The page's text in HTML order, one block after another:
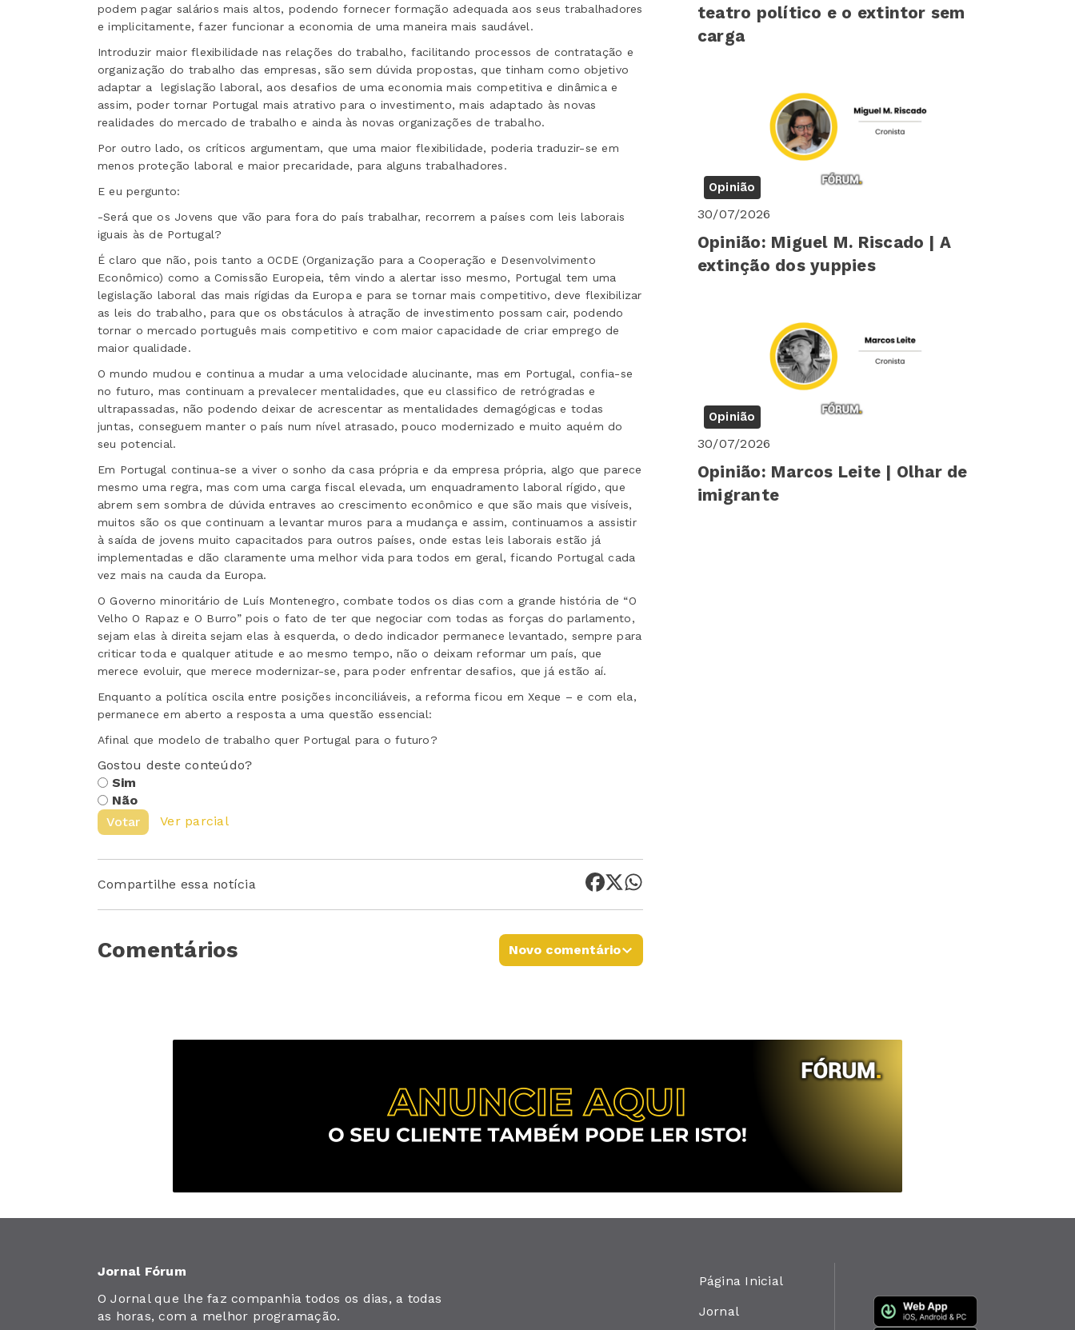
podem pagar salários mais altos, podendo fornecer formação adequada aos seus trabalhadores
e implicitamente, fazer funcionar a economia de uma maneira mais saudável.
Introduzir maior flexibilidade nas relações do trabalho, facilitando processos de contratação e
organização do trabalho das empresas, são sem dúvida propostas, que tinham como objetivo
adaptar a
legislação laboral, aos desafios de uma economia mais competitiva e dinâmica e
assim, poder tornar Portugal mais atrativo para o investimento, mais adaptado às novas
realidades do mercado de trabalho e ainda às novas organizações de trabalho.
Por outro lado, os críticos argumentam, que uma maior flexibilidade, poderia traduzir-se em
menos proteção laboral e maior precaridade, para alguns trabalhadores.
E eu pergunto:
-Será que os Jovens que vão para fora do país trabalhar, recorrem a países com leis laborais
iguais às de Portugal?
É claro que não, pois tanto a OCDE (Organização para a Cooperação e Desenvolvimento
Econômico) como a Comissão Europeia, têm vindo a alertar isso mesmo, Portugal tem uma
legislação laboral das mais rígidas da Europa e para se tornar mais competitivo, deve flexibilizar
as leis do trabalho, para que os obstáculos à atração de investimento possam cair, podendo
tornar o mercado português mais competitivo e com maior capacidade de criar emprego de
maior qualidade.
O mundo mudou e continua a mudar a uma velocidade alucinante, mas em Portugal, confia-se
no futuro, mas continuam a prevalecer mentalidades, que eu classifico de retrógradas e
ultrapassadas, não podendo deixar de acrescentar as mentalidades demagógicas e todas
juntas, conseguem manter o país num nível atrasado, pouco modernizado e muito aquém do
seu potencial.
Em Portugal continua-se a viver o sonho da casa própria e da empresa própria, algo que parece
mesmo uma regra, mas com uma carga fiscal elevada, um enquadramento laboral rígido, que
abrem sem sombra de dúvida entraves ao crescimento econômico e que são mais que visíveis,
muitos são os que continuam a levantar muros para a mudança e assim, continuamos a assistir
à saída de jovens muito capacitados para outros países, onde estas leis laborais estão já
implementadas e dão claramente uma melhor vida para todos em geral, ficando Portugal cada
vez mais na cauda da Europa.
O Governo minoritário de Luís Montenegro, combate todos os dias com a grande história de “O
Velho O Rapaz e O Burro” pois o fato de ter que negociar com todas as forças do parlamento,
sejam elas à direita sejam elas à esquerda, o dedo indicador permanece levantado, sempre para
criticar toda e qualquer atitude e ao mesmo tempo, não o deixam reformar um país, que
merece evoluir, que merece modernizar-se, para poder enfrentar desafios, que já estão aí.
Enquanto a política oscila entre posições inconciliáveis, a reforma ficou em Xeque – e com ela,
permanece em aberto a resposta a uma questão essencial:
Afinal que modelo de trabalho quer Portugal para o futuro?
Gostou deste conteúdo?
Sim
Não
Votar
Ver parcial
Compartilhe essa notícia
Comentários Novo comentário
teatro político e o extintor sem
carga
Opinião
30/07/2026
Opinião: Miguel M. Riscado | A
extinção dos yuppies
Opinião
30/07/2026
Opinião: Marcos Leite | Olhar de
imigrante
Jornal Fórum
O Jornal que lhe faz companhia todos os dias, a todas
as horas, com a melhor programação.
Página Inicial
Jornal